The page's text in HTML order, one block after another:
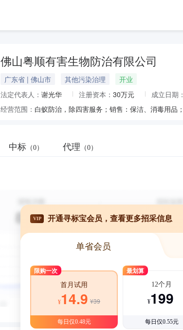
佛山粤顺有害生物防治有限公司
广东省 | 佛山市 其他污染治理
开业
法定代表人： 谢光华 注册资本： 30万元 成立日期：
经营范围：
中标 （0） 代理 （0）
VIP 开通寻标宝会员，查看更多招采信息
单省会员
限购一次
首月试用
¥14.9 ¥39
每日仅0.48元
最划算
12个月
¥199
每日仅0.55元